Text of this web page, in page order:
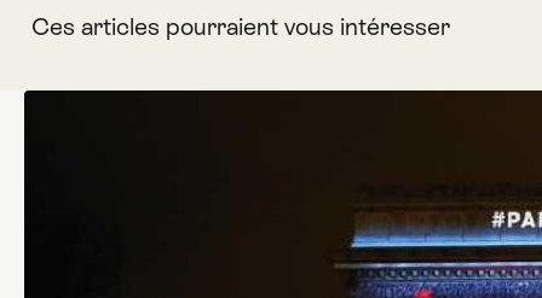
Ces articles pourraient vous intéresser